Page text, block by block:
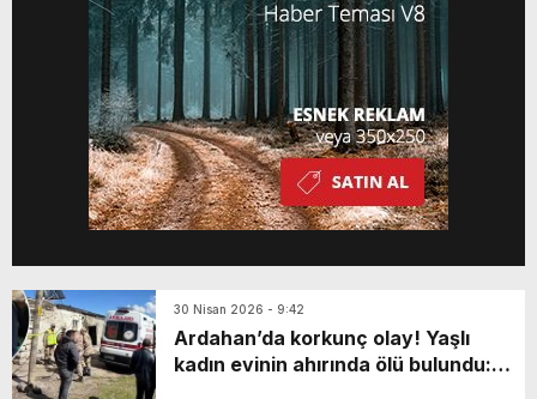
Şehir, hem geçmişin izlerini […]
30 Nisan 2026 - 9:42
Ardahan’da korkunç olay! Yaşlı
kadın evinin ahırında ölü bulundu: